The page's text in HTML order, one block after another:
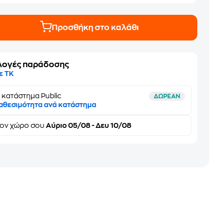
Προσθήκη στο καλάθι
παράδοσης
ΤΚ
κατάστημα Public ΔΩΡΕΑΝ
ανά κατάστημα
χώρο σου Αύριο 05/08 - Δευ 10/08